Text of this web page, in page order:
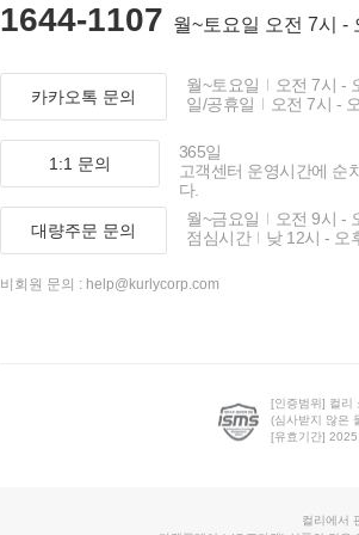
1644-1107 월~토요일 오전 7시 -
카카오톡 문의
월~토요일
오전 7시 -
일/공휴일
오전 7시 -
1:1 문의
365일
고객센터 운영시간에 순
다.
대량주문 문의
월~금요일
오전 9시 -
점심시간
낮 12시 - 오
비회원 문의 : help@kurlycorp.com
[인증범위] 컬리
(심사받지 않은
[유효기간]
컬리에서